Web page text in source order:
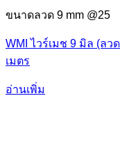
ขนาดลวด 9 mm @25
WMI ไวร์เมช 9 มิล (ลว
เมตร
อ่านเพิ่ม